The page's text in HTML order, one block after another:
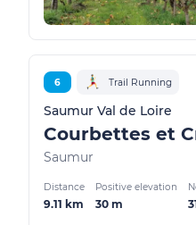
6 Trail Running
Saumur Val de Loire
Courbettes et
Saumur
Distance
9.11 km
Positive elevation
30 m